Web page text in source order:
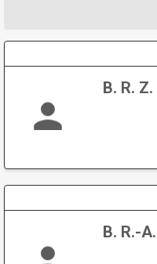
B. R. Z.
B. R.-A.